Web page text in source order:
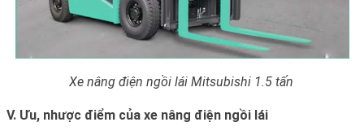
Xe nâng điện ngồi lái Mitsubishi 1.5 tấn
V. Ưu, nhược điểm của xe nâng điện ngồi lái